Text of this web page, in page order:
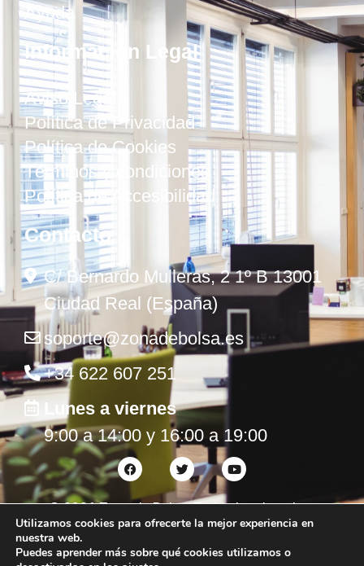
Ayuda
Información Legal
Aviso Legal
Política de Privacidad
Política de Cookies
Términos y condiciones
Política de Accesibilidad
Contacto
C/ Bernardo Mulleras, 2 1º B 13001
Ciudad Real (España)
soporte@zonadebolsa.es
+34 622 607 251
Lunes a viernes
9:00 a 14:00 y 16:00 a 19:00
©2026Zona de Bolsa. Todos los derechos
reservados.
Utilizamos cookies para ofrecerte la mejor experiencia en
nuestra web.
Puedes aprender más sobre qué cookies utilizamos o